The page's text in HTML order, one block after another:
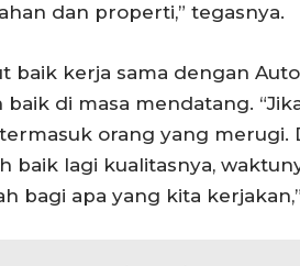
dan properti,” tegasnya.
baik kerja sama dengan
di masa mendatang.
orang yang merugi.
baik lagi kualitasnya,
bagi apa yang kita